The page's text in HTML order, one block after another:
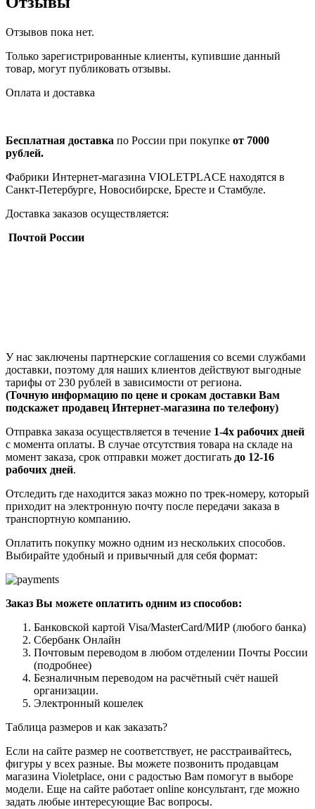
Отзывов пока нет.
Только зарегистрированные клиенты, купившие данный
товар, могут публиковать отзывы.
Оплата и доставка
Бесплатная доставка по России при покупке от 7000
рублей.
Фабрики Интернет-магазина VIOLETPLACE находятся в
Санкт-Петербурге, Новосибирске, Бресте и Стамбуле.
Доставка заказов осуществляется:
Почтой России
У нас заключены партнерские соглашения со всеми службами
доставки, поэтому для наших клиентов действуют выгодные
тарифы от 230 рублей в зависимости от региона.
(Точную информацию по цене и срокам доставки Вам
подскажет продавец Интернет-магазина по телефону)
Отправка заказа осуществляется в течение 1-4х рабочих дней
с момента оплаты. В случае отсутствия товара на складе на
момент заказа, срок отправки может достигать до 12-16
рабочих дней.
Отследить где находится заказ можно по трек-номеру, который
приходит на электронную почту после передачи заказа в
транспортную компанию.
Оплатить покупку можно одним из нескольких способов.
Выбирайте удобный и привычный для себя формат:
Заказ Вы можете оплатить одним из способов:
Банковской картой Visa/MasterCard/МИР (любого банка)
Сбербанк Онлайн
Почтовым переводом в любом отделении Почты России
(подробнее)
Безналичным переводом на расчётный счёт нашей
организации.
Электронный кошелек
Таблица размеров и как заказать?
Если на сайте размер не соответствует, не расстраивайтесь,
фигуры у всех разные. Вы можете позвонить продавцам
магазина Violetplace, они с радостью Вам помогут в выборе
модели. Еще на сайте работает online консультант, где можно
задать любые интересующие Вас вопросы.